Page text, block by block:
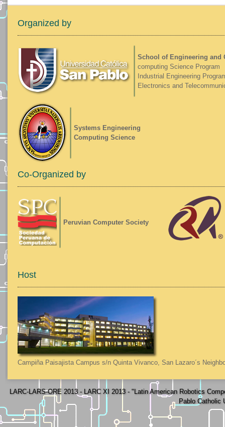
Organized by
School of Engineering and
computing Science Program
Industrial Engineering
Electronics and
Systems Engineering
Computing Science
Co-Organized by
Peruvian Computer Society
Host
Campiña Paisajista Campus s/n Quinta Vivanco, San Lazaro´s
LARC-LARS-ORE 2013 - LARC XI 2013 - "Latin American Robotics
Pablo Catholic